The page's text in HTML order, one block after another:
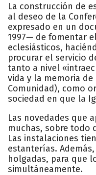
La construcción de
al deseo de la
expresado en un
1997— de fomentar
eclesiásticos,
procurar el servicio
tanto a nivel
vida y la memoria
Comunidad), como
sociedad en que la
Las novedades que
muchas, sobre todo
Las instalaciones
estanterías.
holgadas, para que
simultáneamente.